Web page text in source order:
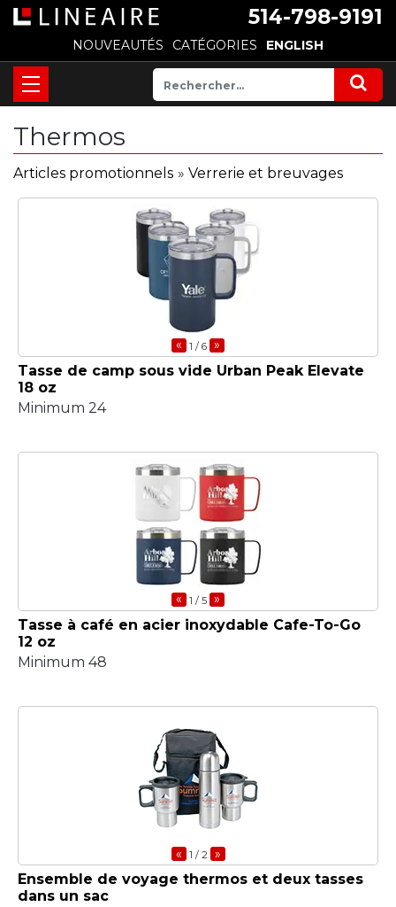
514-798-9191
NOUVEAUTÉS CATÉGORIES ENGLISH
Thermos
Articles promotionnels » Verrerie et breuvages
« 1 / 6 »
Tasse de camp sous vide Urban Peak Elevate
18 oz
Minimum 24
« 1 / 5 »
Tasse à café en acier inoxydable Cafe-To-Go
12 oz
Minimum 48
« 1 / 2 »
Ensemble de voyage thermos et deux tasses
dans un sac